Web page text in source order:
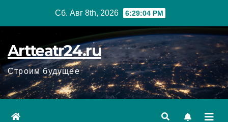
Сб. Авг 8th, 2026 6:29:05 PM
Artteatr24.ru
Строим будущее